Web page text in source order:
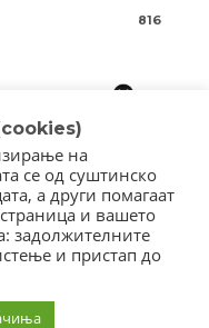
816
Macedonia
/ 2017
на
се од суштинско
а други помагаат
и вашето
задолжителните
и пристап до